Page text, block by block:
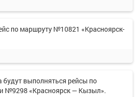
по маршруту №10821 «Красноярск-
будут выполняться рейсы по
№9298 «Красноярск — Кызыл».